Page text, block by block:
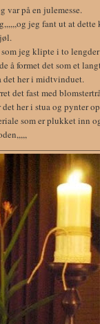
var på en julemesse.
jeg fant ut at dette
jeg klipte i to
å formet det som et
det her i midtvinduet.
det fast med
her i stua og pynter
som er plukket inn